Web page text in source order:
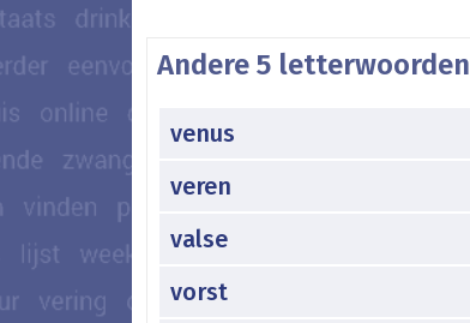
Andere 5
venus
veren
valse
vorst